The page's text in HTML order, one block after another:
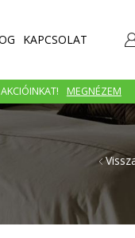
KAPCSOLAT
MEGNÉZEM